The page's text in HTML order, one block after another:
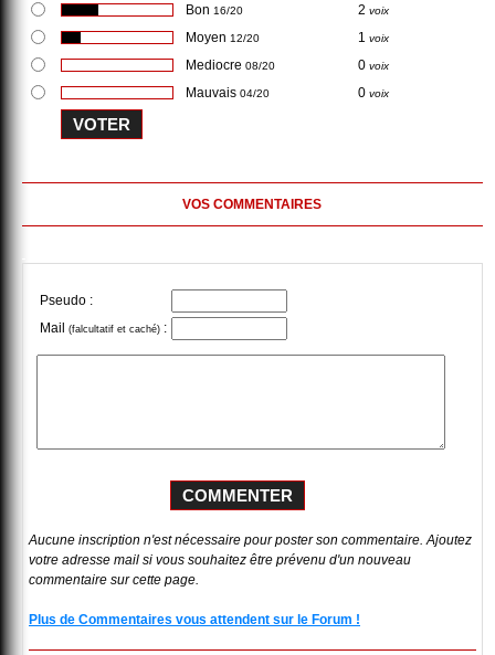
Bon 16/20 2 voix
Moyen 12/20 1 voix
Mediocre 08/20 0 voix
Mauvais 04/20 0 voix
VOS COMMENTAIRES
Pseudo :
Mail (falcultatif et caché) :
Aucune inscription n'est nécessaire pour poster son commentaire. Ajoutez
votre adresse mail si vous souhaitez être prévenu d'un nouveau
commentaire sur cette page.
Plus de Commentaires vous attendent sur le Forum !